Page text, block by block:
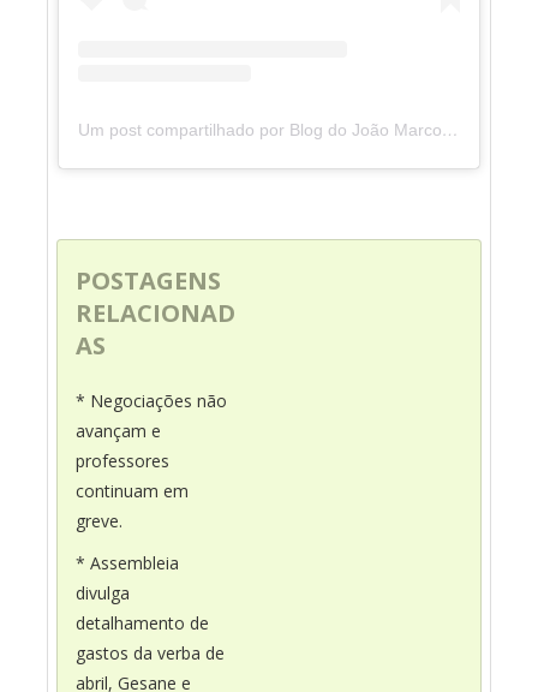
Um post compartilhado por Blog do João Marcolino (@blogdojoaomarcolino)
POSTAGENS
RELACIONAD
AS
* Negociações não
avançam e
professores
continuam em
greve.
* Assembleia
divulga
detalhamento de
gastos da verba de
abril, Gesane e